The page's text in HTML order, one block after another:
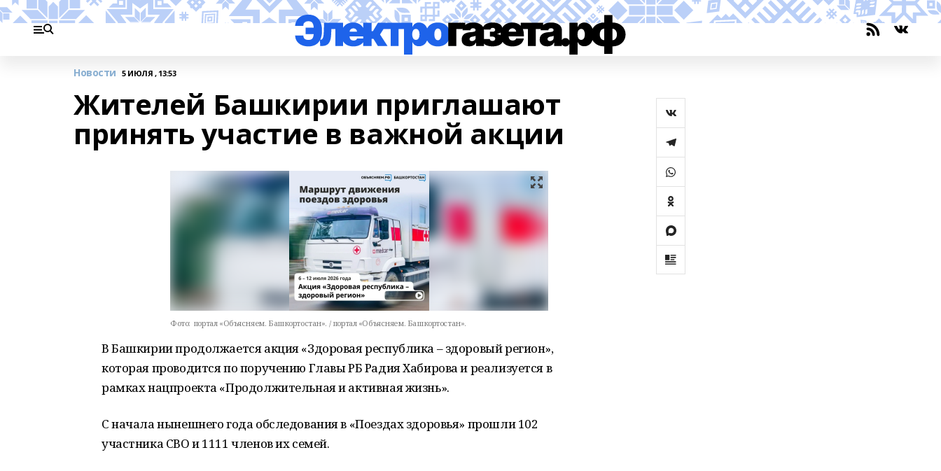
Новости 5 ИЮЛЯ , 13:53
Жителей Башкирии приглашают
принять участие в важной акции
Фото: портал «Объясняем. Башкортостан». / портал «Объясняем. Башкортостан».
В Башкирии продолжается акция «Здоровая республика – здоровый регион»,
которая проводится по поручению Главы РБ Радия Хабирова и реализуется в
рамках нацпроекта «Продолжительная и активная жизнь».
С начала нынешнего года обследования в «Поездах здоровья» прошли 102
участника СВО и 1111 членов их семей.